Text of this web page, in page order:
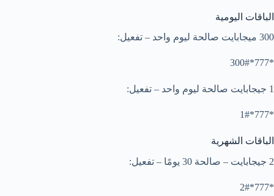
الباقات اليومية
300 ميجابايت صالحة ليوم واحد – تفعيل:
*777*300#
1 جيجابايت صالحة ليوم واحد – تفعيل:
*777*1#
الباقات الشهرية
2 جيجابايت – صالحة 30 يومًا – تفعيل:
*777*2#